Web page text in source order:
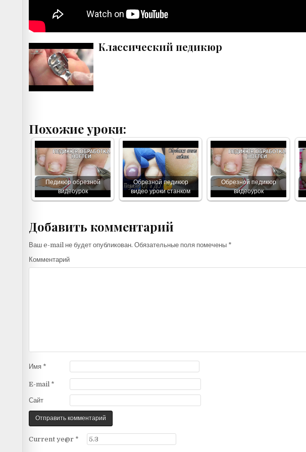
Классический педикюр
Похожие уроки:
Педикюр обрезной
видеоурок
Обрезной педикюр
видео уроки станком
Обрезной педикюр
видеоурок
Добавить комментарий
Ваш e-mail не будет опубликован. Обязательные поля помечены *
Комментарий
Имя *
E-mail *
Сайт
Current ye@r *